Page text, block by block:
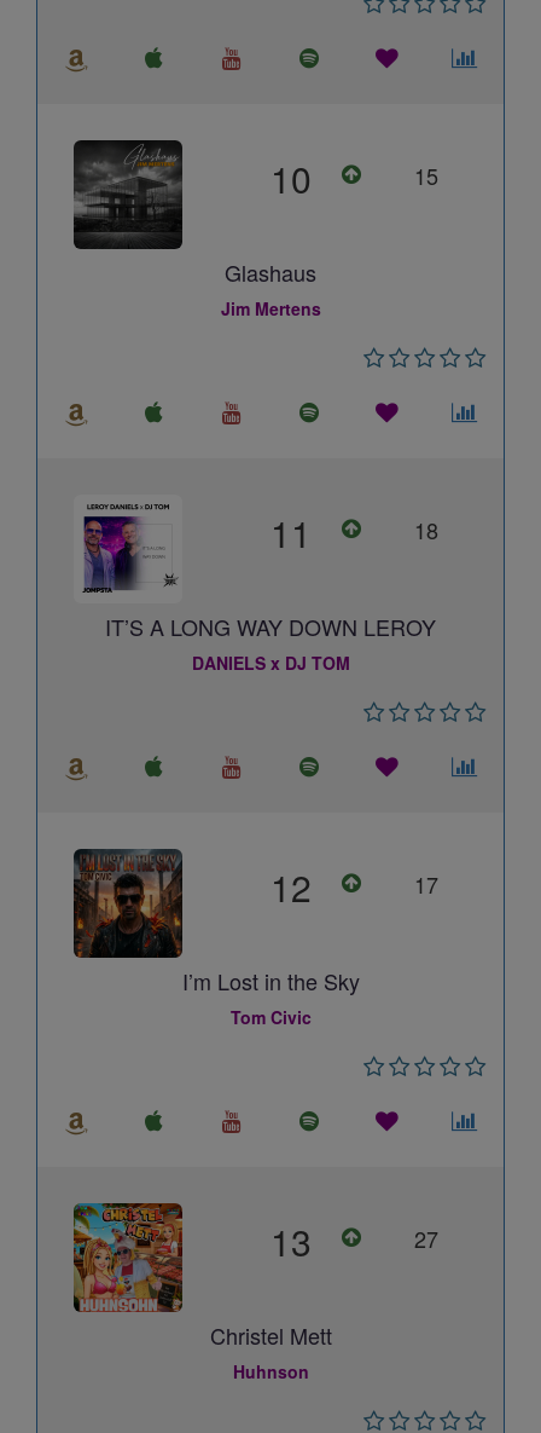
10 15
Glashaus
Jim Mertens
11 18
IT’S A LONG WAY DOWN LEROY
DANIELS x DJ TOM
12 17
I’m Lost in the Sky
Tom Civic
13 27
Christel Mett
Huhnson